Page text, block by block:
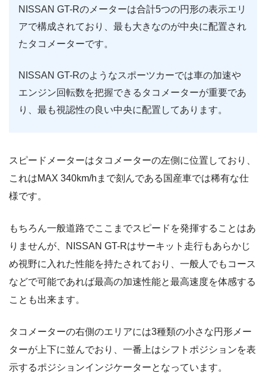
NISSAN GT-Rのメーターは合計5つの円形の表示エリ
アで構成されており、最も大きなのが中央に配置され
たタコメーターです。
NISSAN GT-Rのようなスポーツカーでは車の加速や
エンジン回転数を把握できるタコメーターが重要であ
り、最も視認性の良い中央に配置してあります。
スピードメーターはタコメーターの左側に位置しており、
これはMAX 340km/hまで刻んである国産車では稀有な仕
様です。
もちろん一般道路でここまでスピードを発揮することはあ
りませんが、NISSAN GT-Rはサーキット走行もあらかじ
め視野に入れた性能を持たされており、一般人でもコース
などで可能であれば最高の加速性能と最高速度を体感する
ことも出来ます。
タコメーターの右側のエリアには3種類の小さな円形メー
ターが上下に並んでおり、一番上はシフトポジションを表
示するポジションインジケーターとなっています。